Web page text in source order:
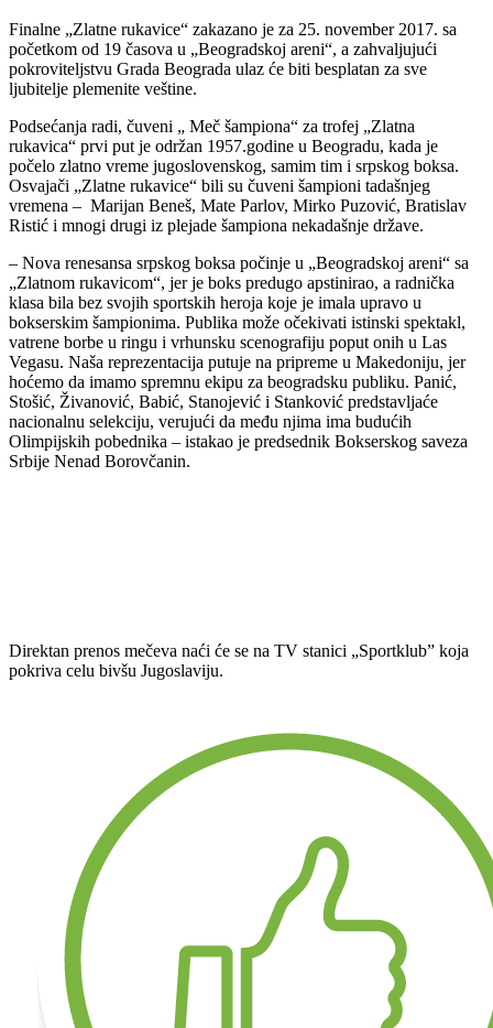
Finalne „Zlatne rukavice“ zakazano je za 25. november 2017. sa
početkom od 19 časova u „Beogradskoj areni“, a zahvaljujući
pokroviteljstvu Grada Beograda ulaz će biti besplatan za sve
ljubitelje plemenite veštine.
Podsećanja radi, čuveni „ Meč šampiona“ za trofej „Zlatna
rukavica“ prvi put je održan 1957.godine u Beogradu, kada je
počelo zlatno vreme jugoslovenskog, samim tim i srpskog boksa.
Osvajači „Zlatne rukavice“ bili su čuveni šampioni tadašnjeg
vremena – Marijan Beneš, Mate Parlov, Mirko Puzović, Bratislav
Ristić i mnogi drugi iz plejade šampiona nekadašnje države.
– Nova renesansa srpskog boksa počinje u „Beogradskoj areni“ sa
„Zlatnom rukavicom“, jer je boks predugo apstinirao, a radnička
klasa bila bez svojih sportskih heroja koje je imala upravo u
bokserskim šampionima. Publika može očekivati istinski spektakl,
vatrene borbe u ringu i vrhunsku scenografiju poput onih u Las
Vegasu. Naša reprezentacija putuje na pripreme u Makedoniju, jer
hoćemo da imamo spremnu ekipu za beogradsku publiku. Panić,
Stošić, Živanović, Babić, Stanojević i Stanković predstavljaće
nacionalnu selekciju, verujući da među njima ima budućih
Olimpijskih pobednika – istakao je predsednik Bokserskog saveza
Srbije Nenad Borovčanin.
Direktan prenos mečeva naći će se na TV stanici „Sportklub” koja
pokriva celu bivšu Jugoslaviju.